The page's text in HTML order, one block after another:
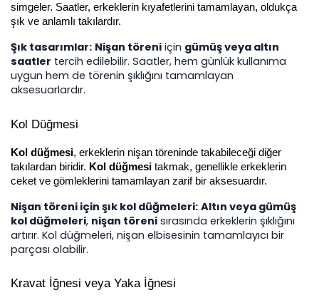
simgeler. Saatler, erkeklerin kıyafetlerini tamamlayan, oldukça
şık ve anlamlı takılardır.
Şık tasarımlar: Nişan töreni için gümüş veya altın
saatler tercih edilebilir. Saatler, hem günlük kullanıma
uygun hem de törenin şıklığını tamamlayan
aksesuarlardır.
Kol Düğmesi
Kol düğmesi, erkeklerin nişan töreninde takabileceği diğer
takılardan biridir. Kol düğmesi takmak, genellikle erkeklerin
ceket ve gömleklerini tamamlayan zarif bir aksesuardır.
Nişan töreni için şık kol düğmeleri: Altın veya gümüş
kol düğmeleri, nişan töreni sırasında erkeklerin şıklığını
artırır. Kol düğmeleri, nişan elbisesinin tamamlayıcı bir
parçası olabilir.
Kravat İğnesi veya Yaka İğnesi